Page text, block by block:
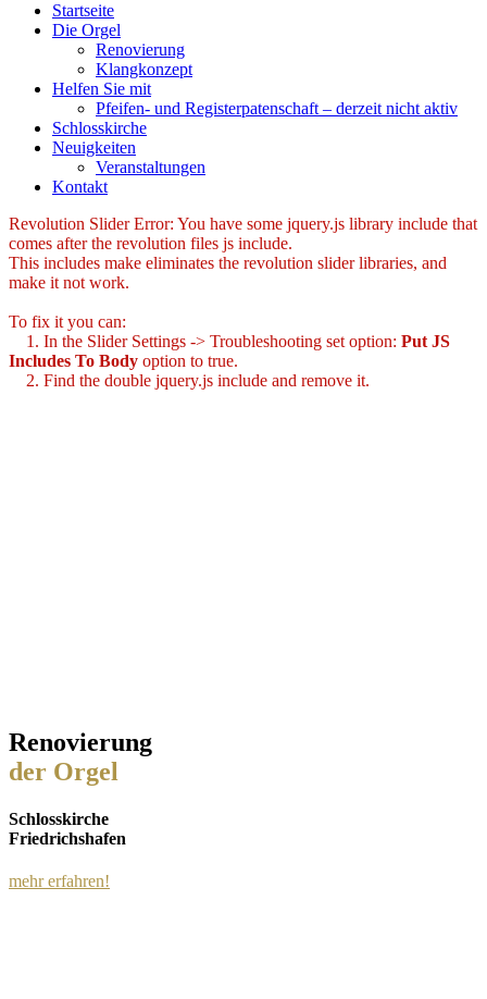
Startseite
Die Orgel
Renovierung
Klangkonzept
Helfen Sie mit
Pfeifen- und Registerpatenschaft – derzeit nicht aktiv
Schlosskirche
Neuigkeiten
Veranstaltungen
Kontakt
Revolution Slider Error: You have some jquery.js library include that
comes after the revolution files js include.
This includes make eliminates the revolution slider libraries, and
make it not work.
To fix it you can:
1. In the Slider Settings -> Troubleshooting set option: Put JS
Includes To Body option to true.
2. Find the double jquery.js include and remove it.
Renovierung
der Orgel
Schlosskirche
Friedrichshafen
mehr erfahren!